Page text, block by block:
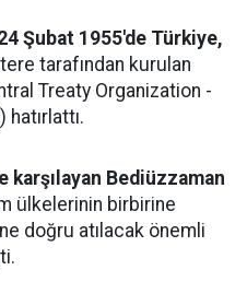
Şubat 1955'de Türkiye,
tarafından kurulan
Treaty Organization -
karşılayan Bediüzzaman
ülkelerinin birbirine
doğru atılacak önemli